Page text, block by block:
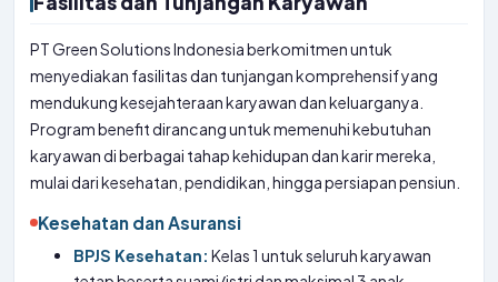
PT Green Solutions Indonesia berkomitmen untuk
menyediakan fasilitas dan tunjangan komprehensif yang
mendukung kesejahteraan karyawan dan keluarganya.
Program benefit dirancang untuk memenuhi kebutuhan
karyawan di berbagai tahap kehidupan dan karir mereka,
mulai dari kesehatan, pendidikan, hingga persiapan pensiun.
Kesehatan dan Asuransi
BPJS Kesehatan: Kelas 1 untuk seluruh karyawan